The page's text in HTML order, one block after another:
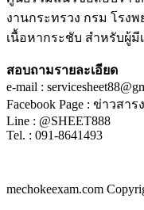
งานกระทรวง กรม โรง
เนื้อหากระชับ สำหรับผู้มี
สอบถามรายละเอียด
e-mail :
Facebook Page : ข่าวสา
Line : @SHEET888
Tel. : 091-8641493
mechokeexam.com